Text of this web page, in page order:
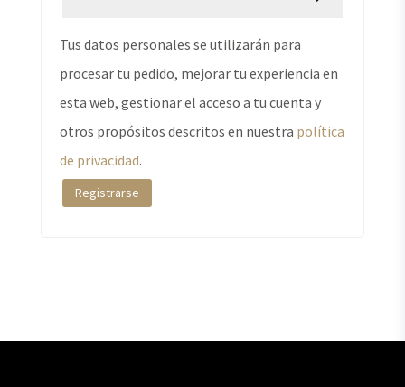
Tus datos personales se utilizarán para
procesar tu pedido, mejorar tu experiencia en
esta web, gestionar el acceso a tu cuenta y
otros propósitos descritos en nuestra política
de privacidad.
Registrarse